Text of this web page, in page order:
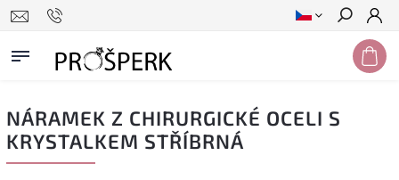
Hledat
NÁRAMEK Z CHIRURGICKÉ OCELI S
KRYSTALKEM STŘÍBRNÁ